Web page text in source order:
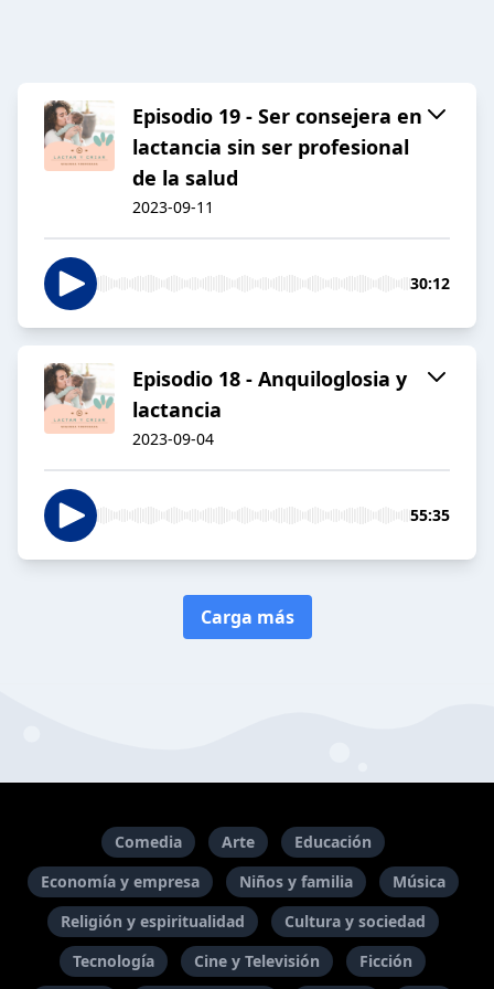
Episodio 19 - Ser consejera en
lactancia sin ser profesional
de la salud
2023-09-11
30:12
Episodio 18 - Anquiloglosia y
lactancia
2023-09-04
55:35
Carga más
Comedia Arte
Educación
Economía y empresa
Niños y familia
Música
Religión y espiritualidad
Cultura y sociedad
Tecnología
Cine y Televisión Ficción